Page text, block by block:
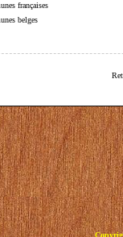
françaises
belges